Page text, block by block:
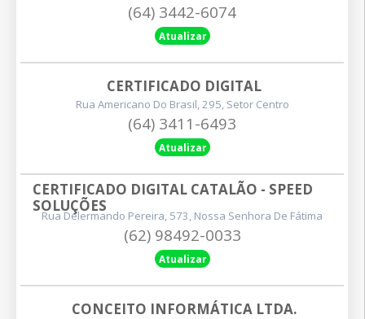
(64) 3442-6074
Atualizar
CERTIFICADO DIGITAL
Rua Americano Do Brasil, 295, Setor Centro
(64) 3411-6493
Atualizar
CERTIFICADO DIGITAL CATALÃO - SPEED
SOLUÇÕES
Rua Delermando Pereira, 573, Nossa Senhora De Fátima
(62) 98492-0033
Atualizar
CONCEITO INFORMÁTICA LTDA.